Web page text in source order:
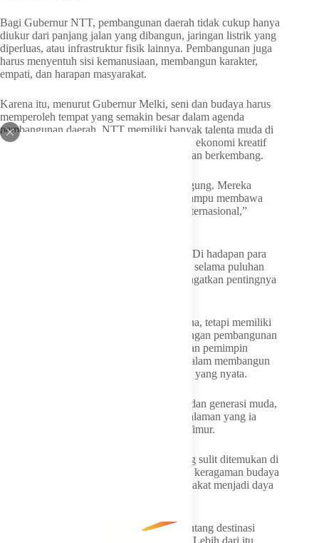
Bagi Gubernur NTT, pembangunan daerah tidak cukup hanya
diukur dari panjang jalan yang dibangun, jaringan listrik yang
diperluas, atau infrastruktur fisik lainnya. Pembangunan juga
harus menyentuh sisi kemanusiaan, membangun karakter,
empati, dan harapan masyarakat.
Karena itu, menurut Gubernur Melki, seni dan budaya harus
memperoleh tempat yang semakin besar dalam agenda
pembangunan daerah. NTT memiliki banyak talenta muda di
bidang musik, seni pertunjukan, sastra, dan ekonomi kreatif
yang membutuhkan ruang untuk tumbuh dan berkembang.
“Anak-anak muda NTT harus diberi panggung. Mereka
memiliki kreativitas yang luar biasa dan mampu membawa
nama daerah ke tingkat nasional bahkan internasional,”
Pesan serupa juga disampaikan Iwan Fals. Di hadapan para
pemimpin daerah, pelantun lagu-lagu yang selama puluhan
tahun menjadi suara masyarakat itu mengingatkan pentingnya
Pesan tersebut mungkin terdengar sederhana, tetapi memiliki
makna mendalam di tengah berbagai tantangan pembangunan
yang dihadapi daerah. Bagi Iwan, kedekatan pemimpin
dengan rakyat merupakan fondasi utama dalam membangun
kepercayaan dan menghadirkan perubahan yang nyata.
Selain berbicara tentang pelayanan publik dan generasi muda,
Iwan Fals mengaku terkesan dengan pengalaman yang ia
rasakan selama berada di Nusa Tenggara Timur.
Menurutnya, NTT memiliki kekayaan yang sulit ditemukan di
daerah lain. Bentang alam yang memukau, keragaman budaya
yang tetap terjaga, serta keramahan masyarakat menjadi daya
Keindahan NTT, kata dia, bukan hanya tentang destinasi